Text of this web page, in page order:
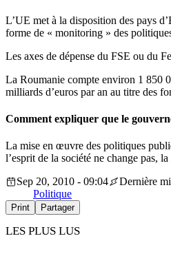
L’UE met à la disposition des pays
forme de « monitoring » des
Les axes de dépense du FSE ou du
La Roumanie compte environ 1 850
milliards d’euros par an au titre des
Comment expliquer que le
La mise en œuvre des politiques
l’esprit de la société ne change pas,
Sep 20, 2010 - 09:04
Dernière
Politique
Print Partager
LES PLUS LUS